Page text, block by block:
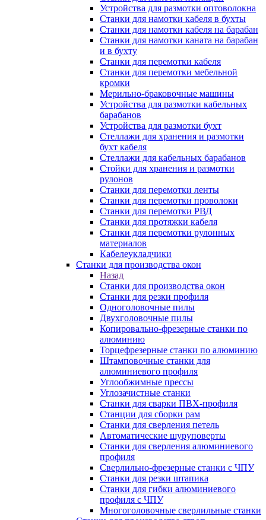
Устройства для размотки оптоволокна
Станки для намотки кабеля в бухты
Станки для намотки кабеля на барабан
Станки для намотки каната на барабан
и в бухту
Станки для перемотки кабеля
Станки для перемотки мебельной
кромки
Мерильно-браковочные машины
Устройства для размотки кабельных
барабанов
Устройства для размотки бухт
Стеллажи для хранения и размотки
бухт кабеля
Стеллажи для кабельных барабанов
Стойки для хранения и размотки
рулонов
Станки для перемотки ленты
Станки для перемотки проволоки
Станки для перемотки РВД
Станки для протяжки кабеля
Станки для перемотки рулонных
материалов
Кабелеукладчики
Станки для производства окон
Назад
Станки для производства окон
Станки для резки профиля
Одноголовочные пилы
Двухголовочные пилы
Копировально-фрезерные станки по
алюминию
Торцефрезерные станки по алюминию
Штамповочные станки для
алюминиевого профиля
Углообжимные прессы
Углозачистные станки
Станки для сварки ПВХ-профиля
Станции для сборки рам
Станки для сверления петель
Автоматические шуруповерты
Станки для сверления алюминиевого
профиля
Сверлильно-фрезерные станки с ЧПУ
Станки для резки штапика
Станки для гибки алюминиевого
профиля с ЧПУ
Многоголовочные сверлильные станки